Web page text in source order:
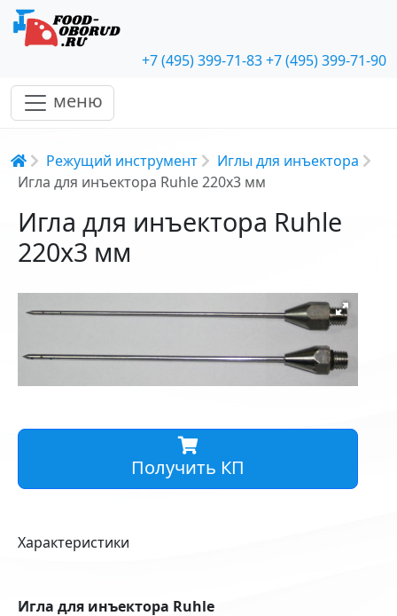
+7 (495) 399-71-83+7 (495) 399-71-90
меню
Строка навигации
Режущий инструмент
Иглы для инъектора
Игла для инъектора Ruhle 220x3 мм
Игла для инъектора Ruhle
220x3 мм
Получить КП
Характеристики
Игла для инъектора Ruhle